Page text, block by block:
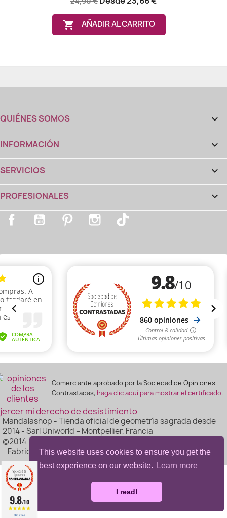
This website uses cookies to ensure you get the
best experience on our website.
Learn more
I read!
 AÑADIR AL CARRITO
QUIÉNES SOMOS 
INFORMACIÓN 
SERVICIOS 
PROFESIONALES 
Facebook YouTube Pinterest Instagram
Comerciante aprobado por la Sociedad de Opiniones
Contrastadas, haga clic aquí para mostrar el certificado.
mi derecho de desistimiento
Mandalashop - Tienda oficial de geometría sagrada desde
2014 - Sarl Uniworld – Montpellier, Francia
©2014–2026 Mandalashop - Todos los derechos reservados
- Fabricado por Mediacom87
9.8/10
860 NOTAS